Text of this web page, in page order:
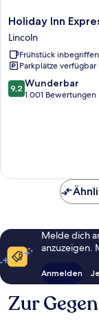
Holiday
Inn
Express
Lincoln
City
Centre
by
Holiday Inn
Lincoln
Frühstück inbegriffen
Parkplätze verfügbar
9.2
von
9,2 Wunderbar
1.001 Bewertungen
Melde dich
anzuzeigen.
Anmelden
Zur